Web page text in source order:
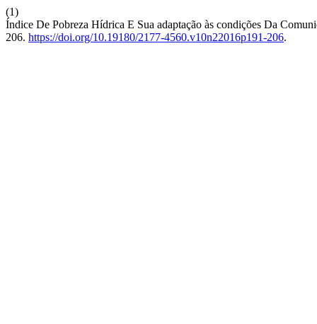
(1)
Índice De Pobreza Hídrica E Sua adaptação às condições Da
206. https://doi.org/10.19180/2177-4560.v10n22016p191-206.